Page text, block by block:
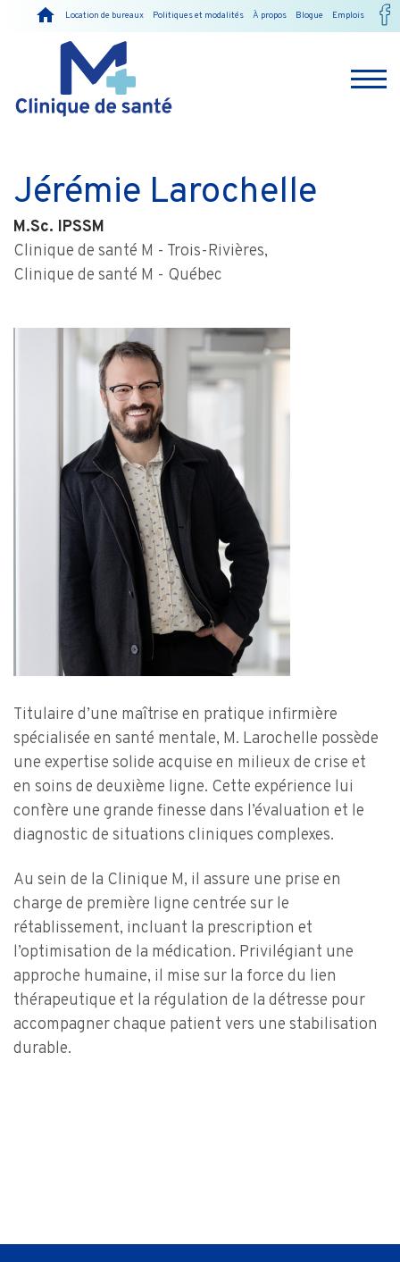
Location de bureaux Politiques et modalités À propos Blogue Emplois
Jérémie Larochelle
M.Sc. IPSSM
Clinique de santé M - Trois-Rivières,
Clinique de santé M - Québec
Titulaire d’une maîtrise en pratique infirmière
spécialisée en santé mentale, M. Larochelle possède
une expertise solide acquise en milieux de crise et
en soins de deuxième ligne. Cette expérience lui
confère une grande finesse dans l’évaluation et le
diagnostic de situations cliniques complexes.
Au sein de la Clinique M, il assure une prise en
charge de première ligne centrée sur le
rétablissement, incluant la prescription et
l’optimisation de la médication. Privilégiant une
approche humaine, il mise sur la force du lien
thérapeutique et la régulation de la détresse pour
accompagner chaque patient vers une stabilisation
durable.